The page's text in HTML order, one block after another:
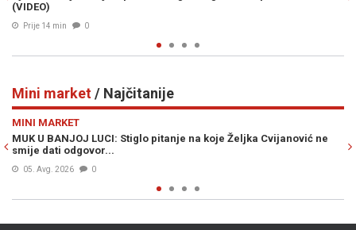
Mini market/ Najčitanije
ne
MINI MARKET
ŠOK VIJEST KOJA JE UZDRMALA SRBIJU: Vučićev djed iz
zvao se Ante
05. Avg. 2026